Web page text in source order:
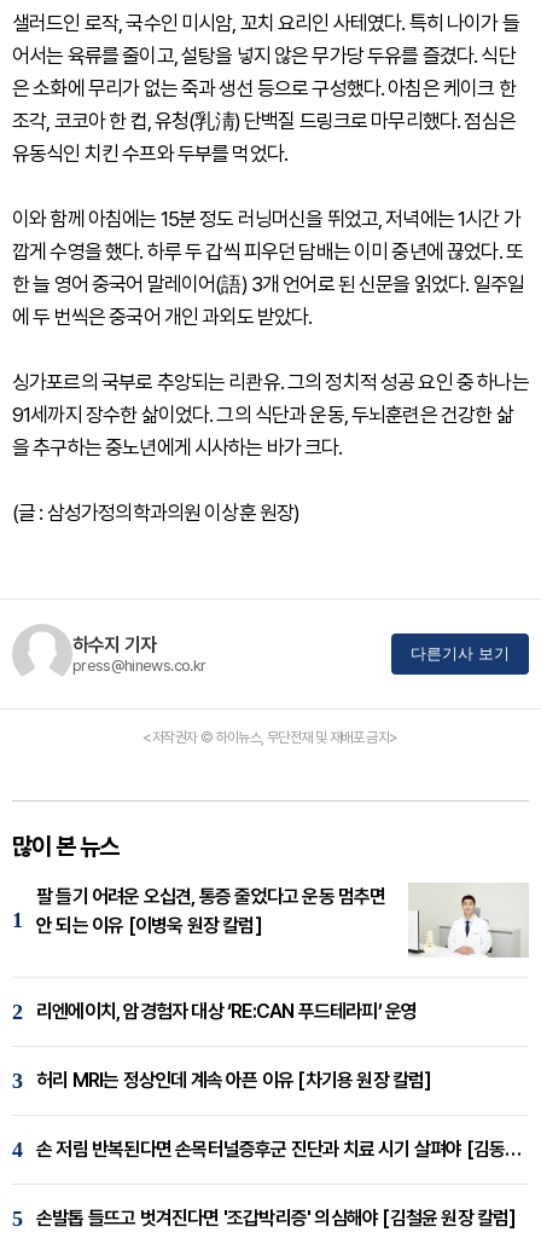
샐러드인 로작, 국수인 미시암, 꼬치 요리인 사테였다. 특히 나이가 들
어서는 육류를 줄이고, 설탕을 넣지 않은 무가당 두유를 즐겼다. 식단
은 소화에 무리가 없는 죽과 생선 등으로 구성했다. 아침은 케이크 한
조각, 코코아 한 컵, 유청(乳淸) 단백질 드링크로 마무리했다. 점심은
유동식인 치킨 수프와 두부를 먹었다.
이와 함께 아침에는 15분 정도 러닝머신을 뛰었고, 저녁에는 1시간 가
깝게 수영을 했다. 하루 두 갑씩 피우던 담배는 이미 중년에 끊었다. 또
한 늘 영어 중국어 말레이어(語) 3개 언어로 된 신문을 읽었다. 일주일
에 두 번씩은 중국어 개인 과외도 받았다.
싱가포르의 국부로 추앙되는 리콴유. 그의 정치적 성공 요인 중 하나는
91세까지 장수한 삶이었다. 그의 식단과 운동, 두뇌훈련은 건강한 삶
을 추구하는 중노년에게 시사하는 바가 크다.
(글 : 삼성가정의학과의원 이상훈 원장)
하수지 기자
press@hinews.co.kr
다른기사 보기
<저작권자 © 하이뉴스, 무단전재 및 재배포 금지>
많이 본 뉴스
1
팔 들기 어려운 오십견, 통증 줄었다고 운동 멈추면
안 되는 이유 [이병욱 원장 칼럼]
2 리엔에이치, 암경험자 대상 ‘RE:CAN 푸드테라피’ 운영
3 허리 MRI는 정상인데 계속 아픈 이유 [차기용 원장 칼럼]
4 손 저림 반복된다면 손목터널증후군 진단과 치료 시기 살펴야 [김동현 원장 칼럼]
5 손발톱 들뜨고 벗겨진다면 '조갑박리증' 의심해야 [김철윤 원장 칼럼]